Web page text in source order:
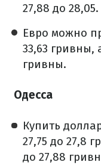
27,88 до 28,05.
Евро можно
33,63 гривны,
гривны.
Одесса
Купить
27,75 до 27,8
до 27,88